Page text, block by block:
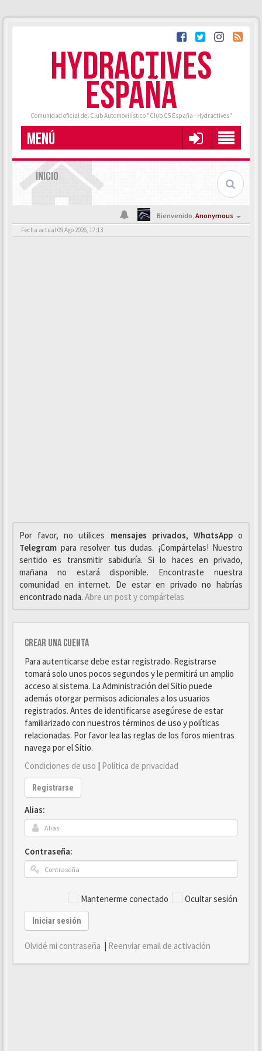
HYDRACTIVES
ESPAÑA
Comunidad oficial del Club Automovilístico "Club C5 España - Hydractives"
MENÚ
INICIO
Bienvenido,Anonymous
Fecha actual 09 Ago 2026, 17:13
Por favor, no utilices mensajes privados, WhαtsAppo
Telegrαm para resolver tus dudas. ¡Compártelas! Nuestro
sentido es transmitir sabiduría. Si lo haces en privado,
mañana no estará disponible. Encontraste nuestra
comunidad en internet. De estar en privado no habrías
encontrado nada. Abre un post y compártelas
Crear una cuenta
Para autenticarse debe estar registrado. Registrarse
tomará solo unos pocos segundos y le permitirá un amplio
acceso al sistema. La Administración del Sitio puede
además otorgar permisos adicionales a los usuarios
registrados. Antes de identificarse asegúrese de estar
familiarizado con nuestros términos de uso y políticas
relacionadas. Por favor lea las reglas de los foros mientras
navega por el Sitio.
Condiciones de uso | Política de privacidad
Registrarse
Alias:
Contraseña:
Mantenerme conectado Ocultar sesión
Iniciar sesión
Olvidé mi contraseña | Reenviar email de activación